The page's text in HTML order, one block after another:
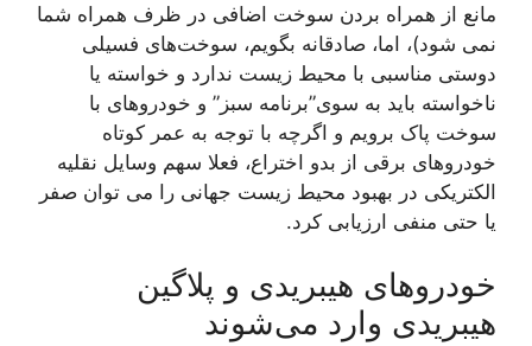
مانع از همراه بردن سوخت اضافی در ظرف همراه شما
نمی شود)، اما، صادقانه بگویم، سوخت‌های فسیلی
دوستی مناسبی با محیط زیست ندارد و خواسته یا
ناخواسته باید به سوی”برنامه سبز” و خودروهای با
سوخت پاک برویم و اگرچه با توجه به عمر کوتاه
خودروهای برقی از بدو اختراع، فعلا سهم وسایل نقلیه
الکتریکی در بهبود محیط زیست جهانی را می توان صفر
یا حتی منفی ارزیابی کرد.
خودروهای هیبریدی و پلاگین
هیبریدی وارد می‌شوند